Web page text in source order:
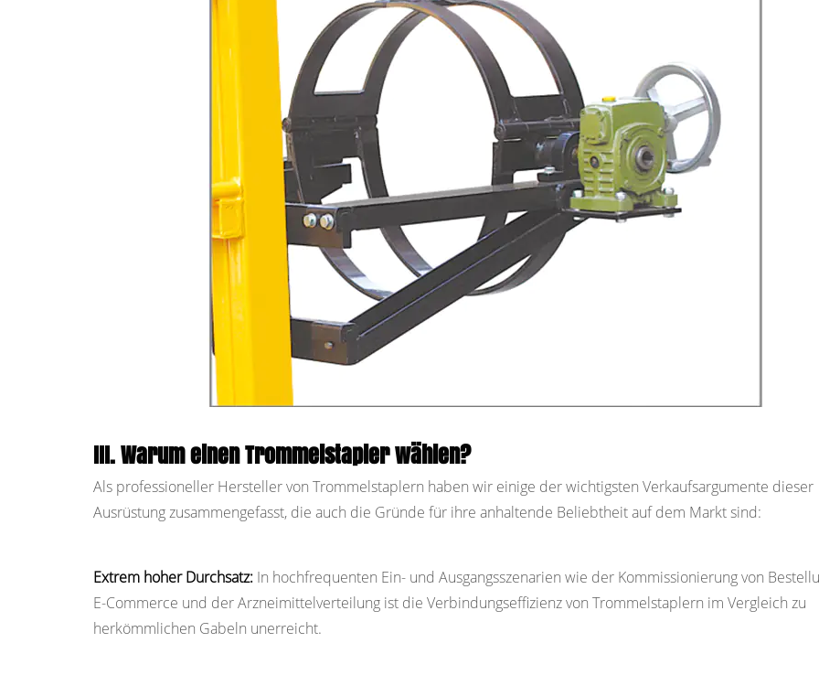
III. Warum einen Trommelstapler wählen?
Als professioneller Hersteller von Trommelstaplern haben wir einige der wichtigsten Verkaufsargumente dieser
Ausrüstung zusammengefasst, die auch die Gründe für ihre anhaltende Beliebtheit auf dem Markt sind:
Extrem hoher Durchsatz: In hochfrequenten Ein- und Ausgangsszenarien wie der Kommissionierung von
E-Commerce und der Arzneimittelverteilung ist die Verbindungseffizienz von Trommelstaplern im Vergleich zu
herkömmlichen Gabeln unerreicht.